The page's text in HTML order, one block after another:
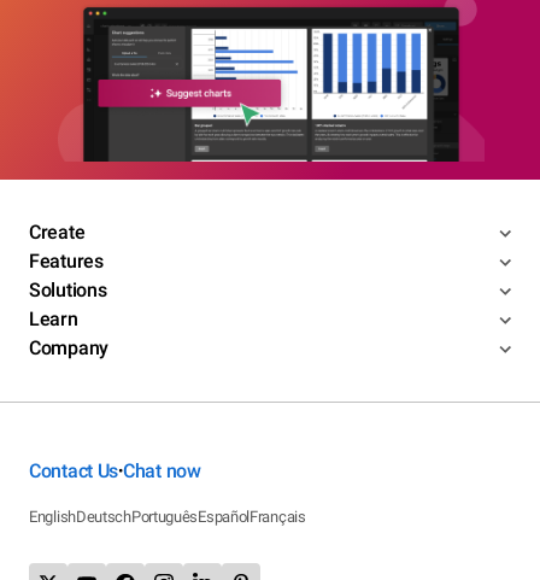
Create
Features
Solutions
Learn
Company
Contact Us•Chat now
EnglishDeutschPortuguêsEspañolFrançais